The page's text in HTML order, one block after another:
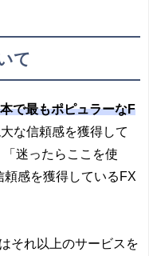
て
で最もポピュラーなF
な信頼感を獲得して
迷ったらここを使
頼感を獲得しているFX
それ以上のサービスを